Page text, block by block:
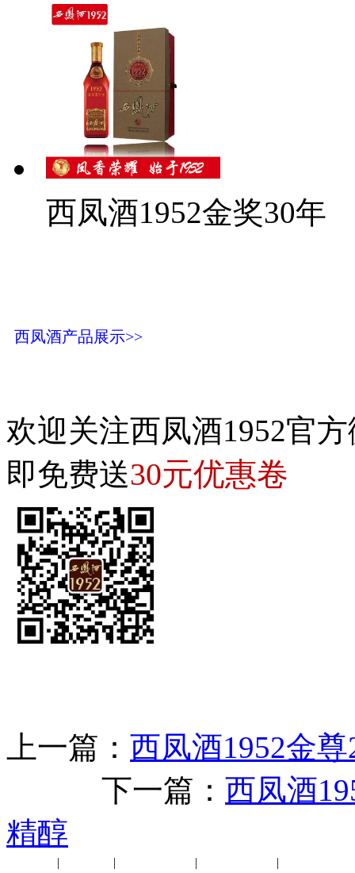
西凤酒1952金奖30年
西凤酒产品展示>>
欢迎关注西凤酒1952官
即免费送30元优惠卷
上一篇： 西凤酒1952金
下一篇： 西凤酒
精醇
| | | |